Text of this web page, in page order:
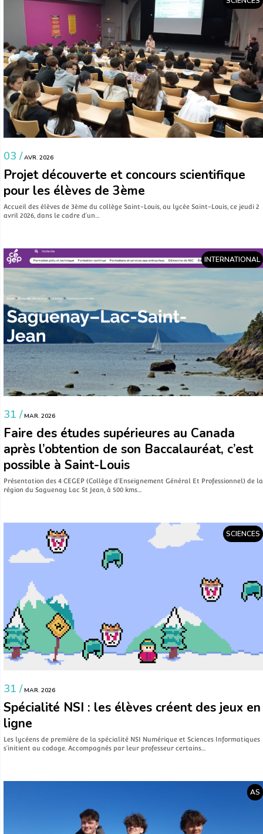
03 / AVR. 2026
Projet découverte et concours scientifique
pour les élèves de 3ème
Accueil des élèves de 3ème du collège Saint-Louis, au lycée Saint-Louis, ce jeudi 2
avril 2026, dans le cadre d’un…
INTERNATIONAL
31 / MAR. 2026
Faire des études supérieures au Canada
après l’obtention de son Baccalauréat, c’est
possible à Saint-Louis
Présentation des 4 CEGEP (Collège d’Enseignement Général Et Professionnel) de la
région du Saguenay Lac St Jean, à 500 kms…
SCIENCES
31 / MAR. 2026
Spécialité NSI : les élèves créent des jeux en
ligne
Les lycéens de première de la spécialité NSI Numérique et Sciences Informatiques
s’initient au codage. Accompagnés par leur professeur certains…
AS